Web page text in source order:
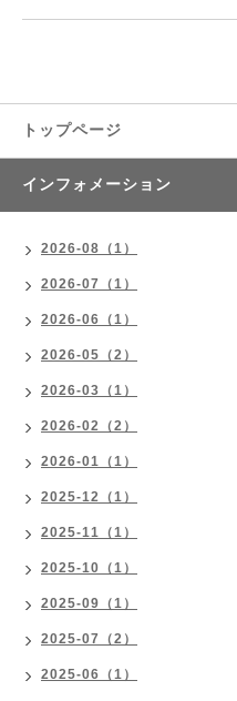
トップページ
インフォメーション
2026-08（1）
2026-07（1）
2026-06（1）
2026-05（2）
2026-03（1）
2026-02（2）
2026-01（1）
2025-12（1）
2025-11（1）
2025-10（1）
2025-09（1）
2025-07（2）
2025-06（1）